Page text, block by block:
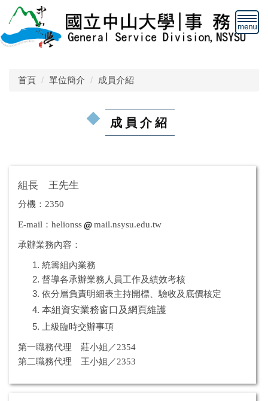
到
主
要
首頁 單位簡介 成員介紹
成員介紹
組長 王先生
分機：2350
E-mail：helionss mail.nsysu.edu.tw
承辦業務內容：
統籌組內業務
督導各承辦業務人員工作及績效考核
依分層負責明細表主持開標、驗收及底價核定
本組資安業務窗口及網頁維護
上級臨時交辦事項
第一職務代理 莊小姐／2354
第二職務代理 王小姐／2353